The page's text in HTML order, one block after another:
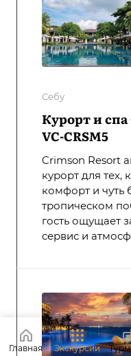
Себу
Курорт и
VC-CRSM5
Crimson Resort
курорт для тех,
комфорт и
тропическом
гость ощущает
сервис и
Главная Экскурсии